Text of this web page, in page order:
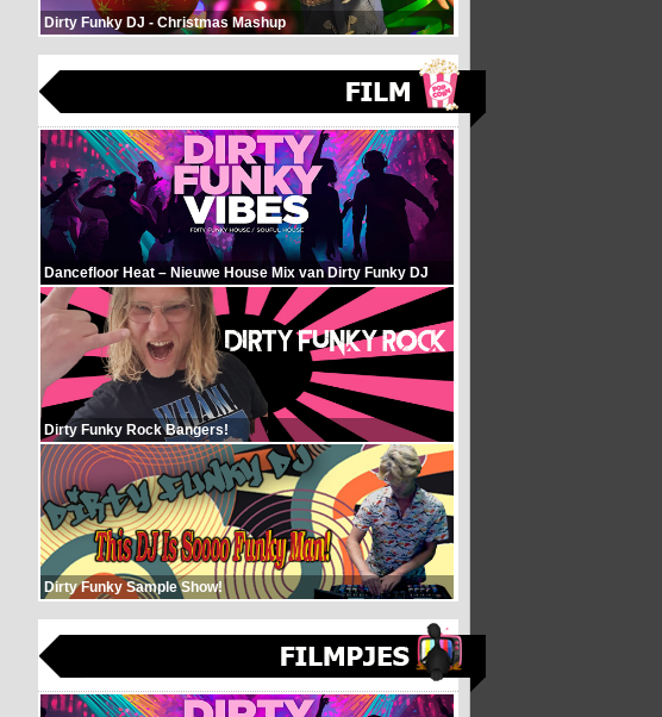
Dirty Funky DJ - Christmas Mashup
Dancefloor Heat – Nieuwe House Mix van Dirty Funky DJ
Dirty Funky Rock Bangers!
Dirty Funky Sample Show!